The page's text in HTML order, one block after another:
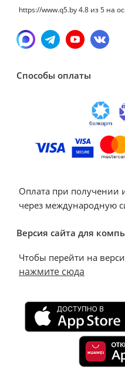
https://www.q5.by4.8 из5 на
Способы оплаты
Оплата при получении
через международную
Версия сайта для
Чтобы перейти на
нажмите сюда